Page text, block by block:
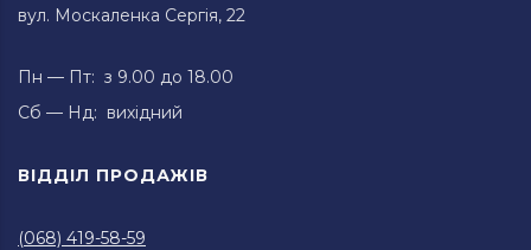
вул. Москаленка Сергія, 22
Пн — Пт: з 9.00 до 18.00
Сб — Нд: вихідний
ВІДДІЛ ПРОДАЖІВ
(068) 419-58-59